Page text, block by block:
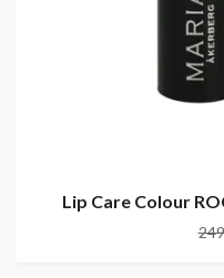
Lip Care Colour